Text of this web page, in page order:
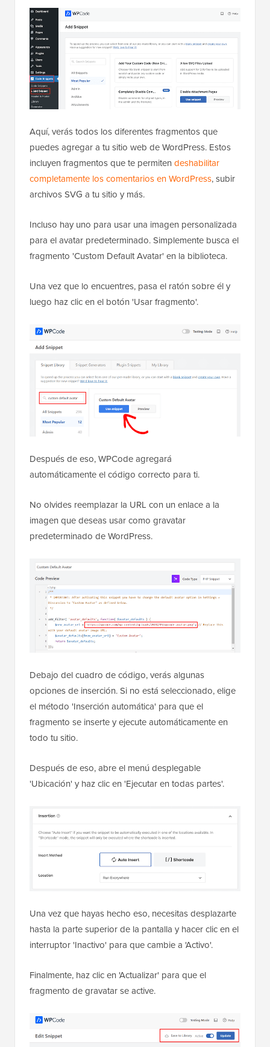
Aquí, verás todos los diferentes fragmentos que
puedes agregar a tu sitio web de WordPress. Estos
incluyen fragmentos que te permiten deshabilitar
completamente los comentarios en WordPress, subir
archivos SVG a tu sitio y más.
Incluso hay uno para usar una imagen personalizada
para el avatar predeterminado. Simplemente busca el
fragmento 'Custom Default Avatar' en la biblioteca.
Una vez que lo encuentres, pasa el ratón sobre él y
luego haz clic en el botón 'Usar fragmento'.
Después de eso, WPCode agregará
automáticamente el código correcto para ti.
No olvides reemplazar la URL con un enlace a la
imagen que deseas usar como gravatar
predeterminado de WordPress.
Debajo del cuadro de código, verás algunas
opciones de inserción. Si no está seleccionado, elige
el método 'Inserción automática' para que el
fragmento se inserte y ejecute automáticamente en
todo tu sitio.
Después de eso, abre el menú desplegable
'Ubicación' y haz clic en 'Ejecutar en todas partes'.
Una vez que hayas hecho eso, necesitas desplazarte
hasta la parte superior de la pantalla y hacer clic en el
interruptor 'Inactivo' para que cambie a 'Activo'.
Finalmente, haz clic en 'Actualizar' para que el
fragmento de gravatar se active.